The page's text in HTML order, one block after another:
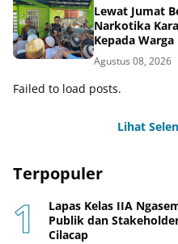
Lewat Jumat
Narkotika
Kepada Warga
Agustus 08, 2026
Failed to load posts.
Lihat
Terpopuler
Lapas Kelas IIA
Publik dan
Cilacap